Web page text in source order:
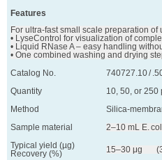
Features
For ultra-fast small scale preparation
• LyseControl for visualization of
• Liquid RNase A – easy handling
• One combined washing and drying
Catalog No.
740727.10 /
Quantity
10, 50, or 250
Method
Silica-
Sample material
2–10 mL E.
Typical yield (µg)
Recovery (%)